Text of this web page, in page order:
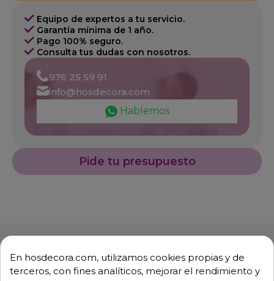
Equipo de expertos a tu servicio.
Garantía mínima de 1 año.
Pago 100% seguro.
Consulta tus dudas con nosotros.
976 25 59 91
info@hosdecora.com
Hablemos
Pide tu presupuesto
En hosdecora.com, utilizamos cookies propias y de
terceros, con fines analíticos, mejorar el rendimiento y